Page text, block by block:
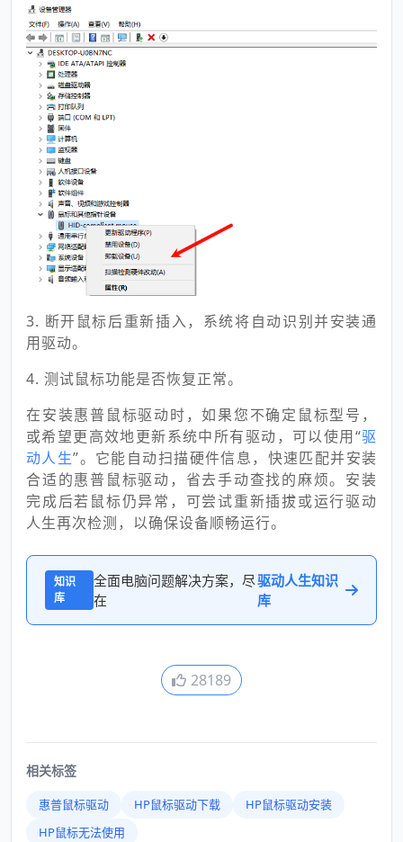
3. 断开鼠标后重新插入，系统将自动识别并安装通
用驱动。
4. 测试鼠标功能是否恢复正常。
在安装惠普鼠标驱动时，如果您不确定鼠标型号，
或希望更高效地更新系统中所有驱动，可以使用“驱
动人生”。它能自动扫描硬件信息，快速匹配并安装
合适的惠普鼠标驱动，省去手动查找的麻烦。安装
完成后若鼠标仍异常，可尝试重新插拔或运行驱动
人生再次检测，以确保设备顺畅运行。
知识
库
全面电脑问题解决方案，尽
在
驱动人生知识
库
28189
相关标签
惠普鼠标驱动 HP鼠标驱动下载
HP鼠标驱动安装
HP鼠标无法使用